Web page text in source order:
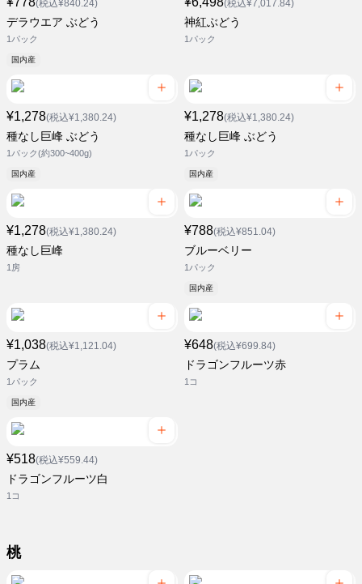
(税込¥840.24)
デラウエア ぶどう
1パック
国内産
(税込¥7,017.84)
神紅ぶどう
1パック
¥1,278(税込¥1,380.24)
種なし巨峰 ぶどう
1パック(約300~400g)
国内産
¥1,278(税込¥1,380.24)
種なし巨峰 ぶどう
1パック
国内産
¥1,278(税込¥1,380.24)
種なし巨峰
1房
¥788(税込¥851.04)
ブルーベリー
1パック
国内産
¥1,038(税込¥1,121.04)
プラム
1パック
国内産
¥648(税込¥699.84)
ドラゴンフルーツ赤
1コ
¥518(税込¥559.44)
ドラゴンフルーツ白
1コ
桃